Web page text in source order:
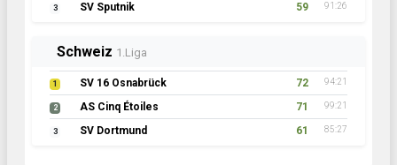
3 SV Sputnik 59 91:26
Schweiz 1.Liga
1 SV 16 Osnabrück 72 94:21
2 AS Cinq Étoiles 71 99:21
3 SV Dortmund 61 85:27